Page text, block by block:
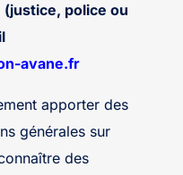
(justice, police ou
avane.fr
apporter des
générales sur
des